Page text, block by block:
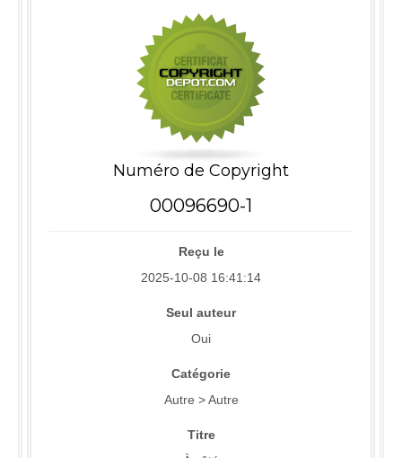
Numéro de Copyright
00096690-1
Reçu le
2025-10-08 16:41:14
Seul auteur
Oui
Catégorie
Autre > Autre
Titre